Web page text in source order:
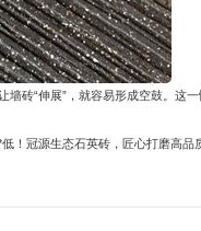
砖“伸展”，就容易形成空鼓。这
！冠源生态石英砖，匠心打磨高品